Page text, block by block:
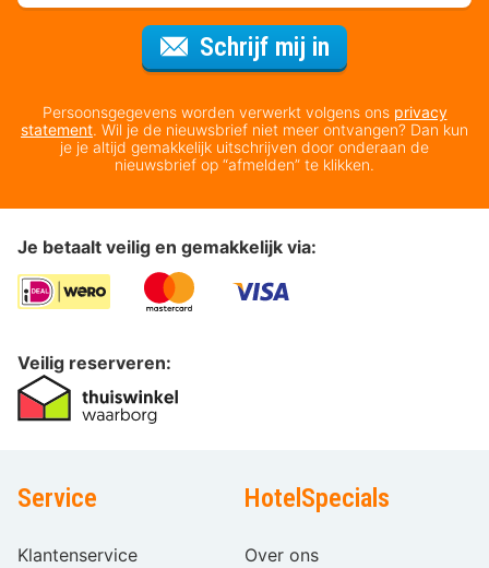
Schrijf mij in
Persoonsgegevens worden verwerkt volgens ons privacy
statement. Wil je de nieuwsbrief niet meer ontvangen? Dan kun
je je altijd gemakkelijk uitschrijven door onderaan de
nieuwsbrief op “afmelden” te klikken.
Je betaalt veilig en gemakkelijk via:
Veilig reserveren:
Service
Klantenservice
HotelSpecials
Over ons